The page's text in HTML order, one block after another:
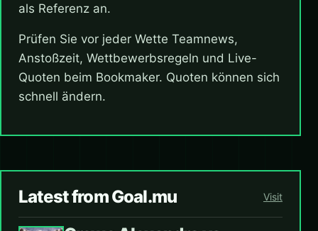
als Referenz an.
Prüfen Sie vor jeder Wette Teamnews,
Anstoßzeit, Wettbewerbsregeln und Live-
Quoten beim Bookmaker. Quoten können sich
schnell ändern.
Latest from Goal.mu Visit